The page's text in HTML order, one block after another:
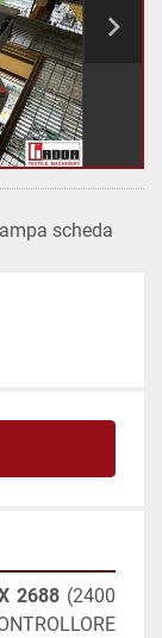
scheda
2688 (2400